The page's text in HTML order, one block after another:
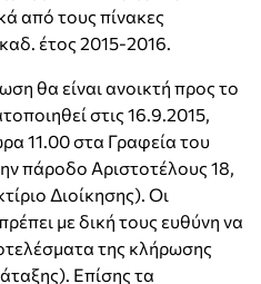
από τους πίνακες
έτος 2015-2016.
θα είναι ανοικτή προς το
στις 16.9.2015,
11.00 στα Γραφεία του
πάροδο Αριστοτέλους 18,
Διοίκησης). Οι
με δική τους ευθύνη να
της κλήρωσης
Επίσης τα